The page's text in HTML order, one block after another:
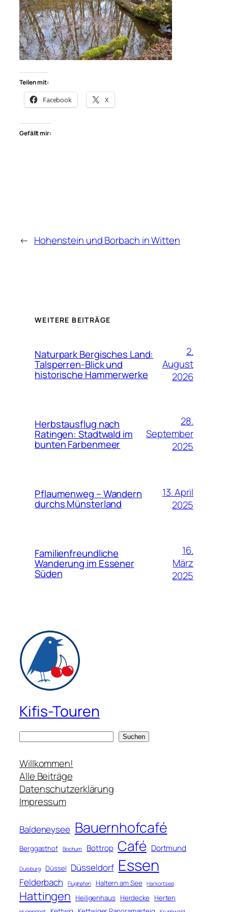
Teilen mit:
Facebook X
Gefällt mir:
← Hohenstein und Borbach in Witten
WEITERE BEITRÄGE
Naturpark Bergisches Land:
Talsperren-Blick und
historische Hammerwerke
2.
August
2026
Herbstausflug nach
Ratingen: Stadtwald im
bunten Farbenmeer
28.
September
2025
Pflaumenweg – Wandern
durchs Münsterland
13. April
2025
Familienfreundliche
Wanderung im Essener
Süden
16.
März
2025
Kifis-Touren
c
h
e
n
Suchen
Willkommen!
Alle Beiträge
Datenschutzerklärung
Impressum
Baldeneysee Bauernhofcafé
Berggasthof Bochum Bottrop Café Dortmund
Duisburg Düssel Düsseldorf Essen
Felderbach Flughafen Haltern am See Harkortsee
Hattingen Heiligenhaus Herdecke Herten